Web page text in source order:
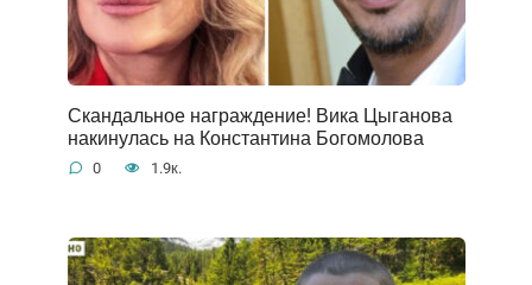
Скандальное награждение! Вика Цыганова
накинулась на Константина Богомолова
0 1.9к.